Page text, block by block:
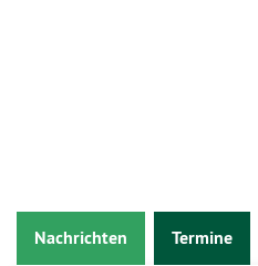
Nachrichten Termine